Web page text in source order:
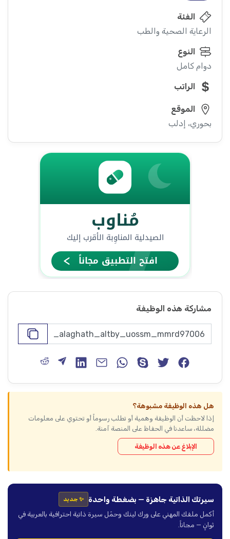
الفئة
الرعاية الصحية والطب
النوع
دوام كامل
الراتب
الموقع
بحوري، إدلب
مشاركة هذه الوظيفة
هل هذه الوظيفة مشبوهة؟
إذا لاحظت أن الوظيفة وهمية أو تطلب رسوماً أو تحتوي على معلومات
مضللة، ساعدنا في الحفاظ على المنصة آمنة.
الإبلاغ عن هذه الوظيفة
سيرتك الذاتية جاهزة — بضغطة واحدة ✨ جديد
أكمل ملفك المهني على ورك لينك وحمّل سيرة ذاتية احترافية بالعربية في
ثوانٍ — مجاناً.